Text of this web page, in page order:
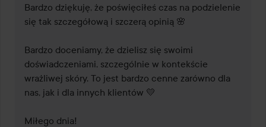
Bardzo dziękuję, że poświęciłeś czas na podzielenie
się tak szczegółową i szczerą opinią 🌸
Bardzo doceniamy, że dzielisz się swoimi
doświadczeniami, szczególnie w kontekście
wrażliwej skóry. To jest bardzo cenne zarówno dla
nas, jak i dla innych klientów 💛
Miłego dnia!